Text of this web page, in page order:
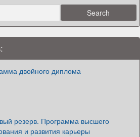
двойного диплома
резерв. Программа высшего
и развития карьеры